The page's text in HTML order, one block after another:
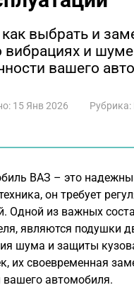
как выбрать и
вибрациях и
вашего
15 Янв 2026 Рубрика:
ВАЗ – это
он требует
Одной из важных
являются подушки
шума и защиты
их своевременная
вашего автомобиля.